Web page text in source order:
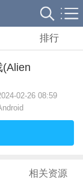
排行
(Alien
02-26 08:59
相关资源